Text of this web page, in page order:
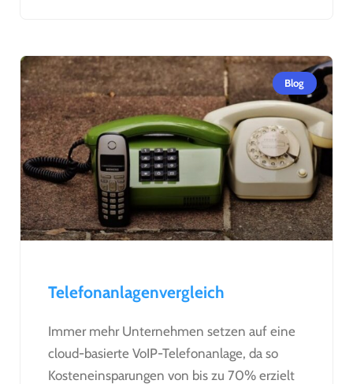
Blog
Telefonanlagenvergleich
Immer mehr Unternehmen setzen auf eine
cloud-basierte VoIP-Telefonanlage, da so
Kosteneinsparungen von bis zu 70% erzielt